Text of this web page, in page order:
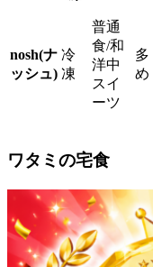
nosh(ナ
ッシュ)
冷
凍
普通
食/和
洋中
スイ
ーツ
多
め
ワタミの宅食